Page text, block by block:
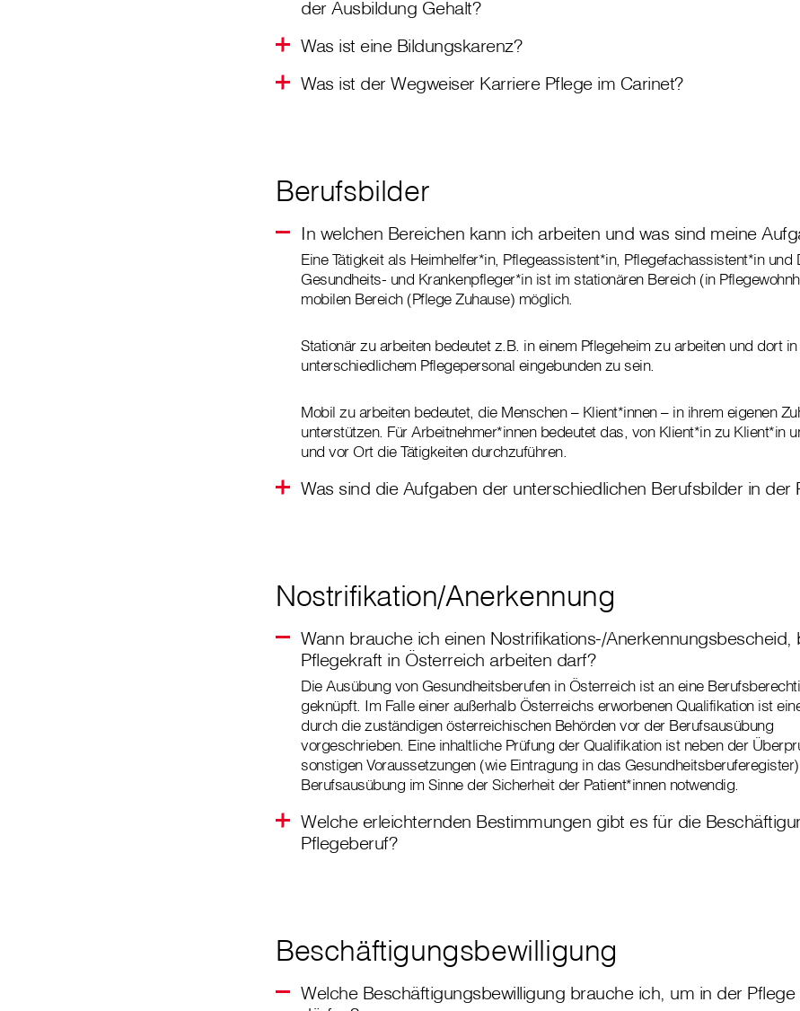
der Ausbildung Gehalt?
Was ist eine Bildungskarenz?
Was ist der Wegweiser Karriere Pflege im Carinet?
Berufsbilder
In welchen Bereichen kann ich arbeiten und was sind meine
Eine Tätigkeit als Heimhelfer*in, Pflegeassistent*in, Pflegefachassistent*in und
Gesundheits- und Krankenpfleger*in ist im stationären Bereich (in
mobilen Bereich (Pflege Zuhause) möglich.
Stationär zu arbeiten bedeutet z.B. in einem Pflegeheim zu arbeiten und dort in
unterschiedlichem Pflegepersonal eingebunden zu sein.
Mobil zu arbeiten bedeutet, die Menschen – Klient*innen – in ihrem eigenen
unterstützen. Für Arbeitnehmer*innen bedeutet das, von Klient*in zu Klient*in
und vor Ort die Tätigkeiten durchzuführen.
Was sind die Aufgaben der unterschiedlichen Berufsbilder in der
Nostrifikation/Anerkennung
Wann brauche ich einen Nostrifikations-/Anerkennungsbescheid,
Pflegekraft in Österreich arbeiten darf?
Die Ausübung von Gesundheitsberufen in Österreich ist an eine
geknüpft. Im Falle einer außerhalb Österreichs erworbenen Qualifikation ist
durch die zuständigen österreichischen Behörden vor der Berufsausübung
vorgeschrieben. Eine inhaltliche Prüfung der Qualifikation ist neben der
sonstigen Voraussetzungen (wie Eintragung in das
Berufsausübung im Sinne der Sicherheit der Patient*innen notwendig.
Welche erleichternden Bestimmungen gibt es für die
Pflegeberuf?
Beschäftigungsbewilligung
Welche Beschäftigungsbewilligung brauche ich, um in der